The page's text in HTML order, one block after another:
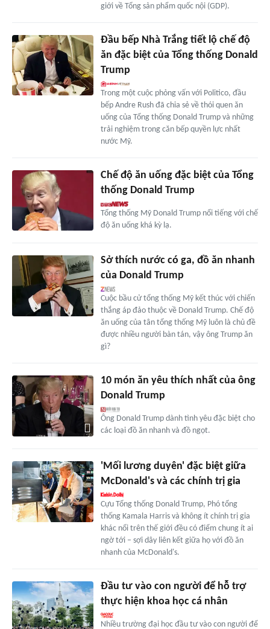
giới về Tổng sản phẩm quốc nội (GDP).
Đầu bếp Nhà Trắng tiết lộ chế độ
ăn đặc biệt của Tổng thống Donald
Trump
Trong một cuộc phỏng vấn với Politico, đầu
bếp Andre Rush đã chia sẻ về thói quen ăn
uống của Tổng thống Donald Trump và những
trải nghiệm trong căn bếp quyền lực nhất
nước Mỹ.
Chế độ ăn uống đặc biệt của Tổng
thống Donald Trump
Tổng thống Mỹ Donald Trump nổi tiếng với chế
độ ăn uống khá kỳ lạ.
Sở thích nước có ga, đồ ăn nhanh
của Donald Trump
Cuộc bầu cử tổng thống Mỹ kết thúc với chiến
thắng áp đảo thuộc về Donald Trump. Chế độ
ăn uống của tân tổng thống Mỹ luôn là chủ đề
được nhiều người bàn tán, vậy ông Trump ăn
gì?
10 món ăn yêu thích nhất của ông
Donald Trump
Ông Donald Trump dành tình yêu đặc biệt cho
các loại đồ ăn nhanh và đồ ngọt.
'Mối lương duyên' đặc biệt giữa
McDonald's và các chính trị gia
Cựu Tổng thống Donald Trump, Phó tổng
thống Kamala Harris và không ít chính trị gia
khác nổi trên thế giới đều có điểm chung ít ai
ngờ tới – sợi dây liên kết giữa họ với đồ ăn
nhanh của McDonald's.
Đầu tư vào con người để hỗ trợ
thực hiện khoa học cá nhân
Nhiều trường đại học đầu tư vào con người để